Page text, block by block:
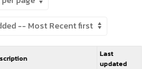
Last
updated